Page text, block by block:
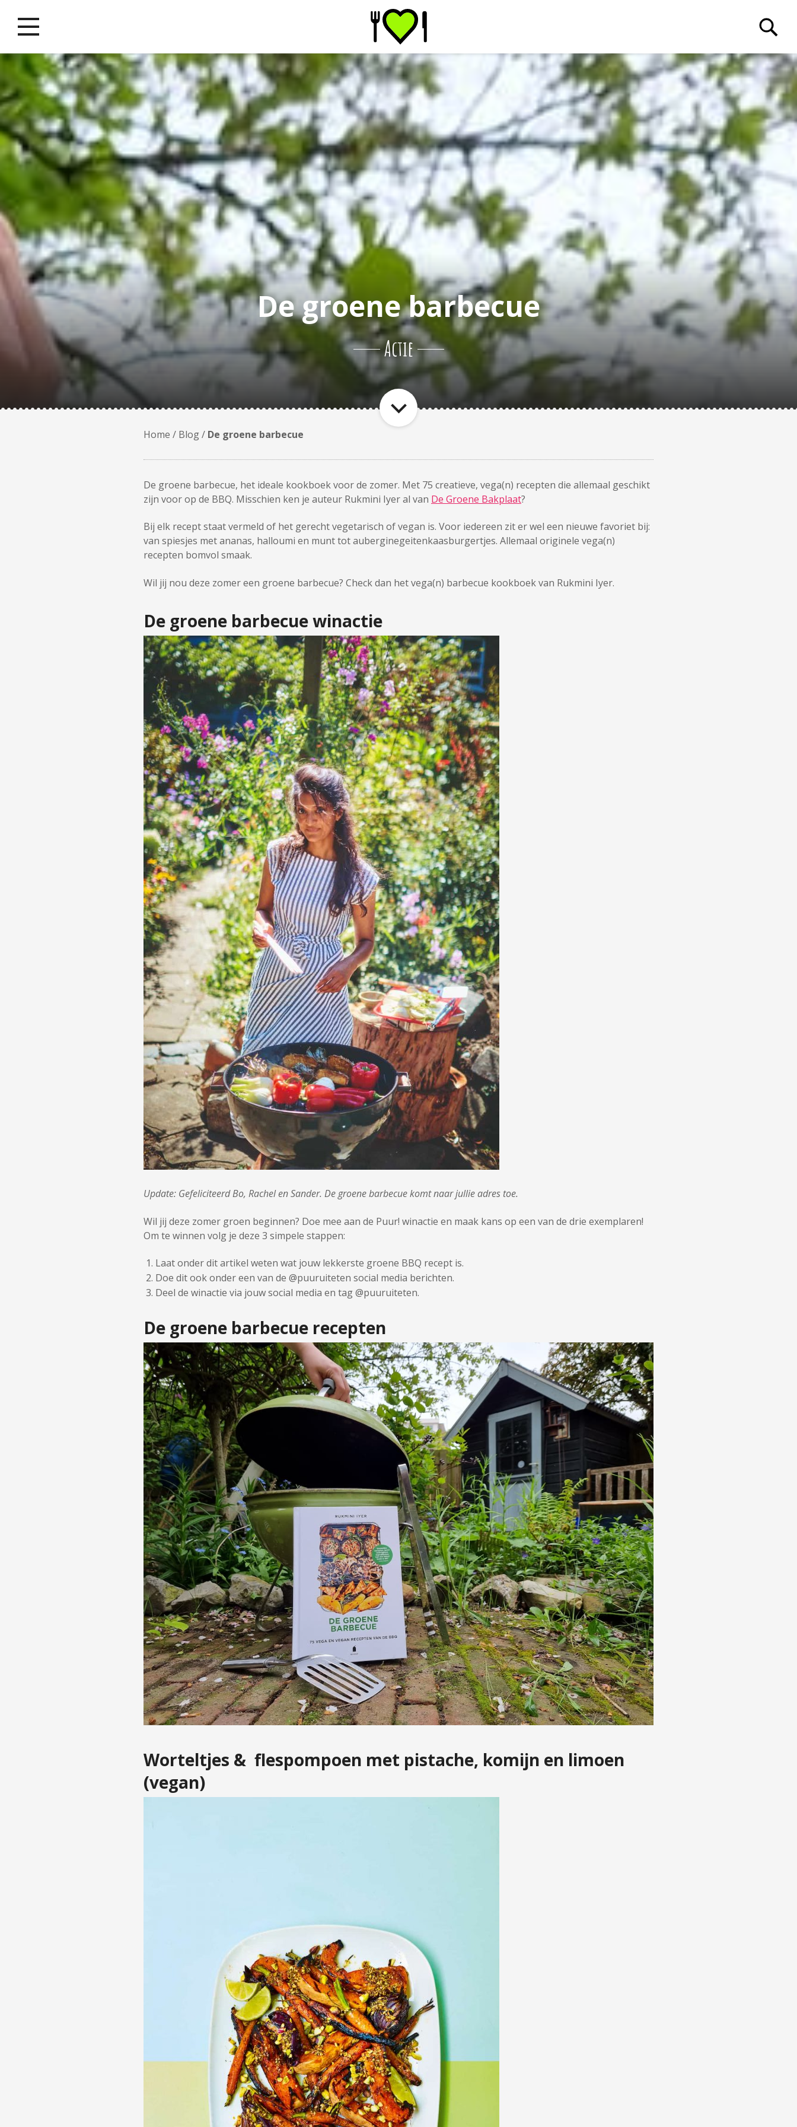
De groene barbecue
Actie
Home / Blog/ De groene barbecue
De groene barbecue, het ideale kookboek voor de zomer. Met 75 creatieve, vega(n) recepten die allemaal geschikt
zijn voor op de BBQ. Misschien ken je auteur Rukmini Iyer al van De Groene Bakplaat?
Bij elk recept staat vermeld of het gerecht vegetarisch of vegan is. Voor iedereen zit er wel een nieuwe favoriet bij:
van spiesjes met ananas, halloumi en munt tot auberginegeitenkaasburgertjes. Allemaal originele vega(n)
recepten bomvol smaak.
Wil jij nou deze zomer een groene barbecue? Check dan het vega(n) barbecue kookboek van Rukmini Iyer.
De groene barbecue winactie
Update: Gefeliciteerd Bo, Rachel en Sander. De groene barbecue komt naar jullie adres toe.
Wil jij deze zomer groen beginnen? Doe mee aan de Puur! winactie en maak kans op een van de drie exemplaren!
Om te winnen volg je deze 3 simpele stappen:
Laat onder dit artikel weten wat jouw lekkerste groene BBQ recept is.
Doe dit ook onder een van de @puuruiteten social media berichten.
Deel de winactie via jouw social media en tag @puuruiteten.
De groene barbecue recepten
Worteltjes & flespompoen met pistache, komijn en limoen
(vegan)